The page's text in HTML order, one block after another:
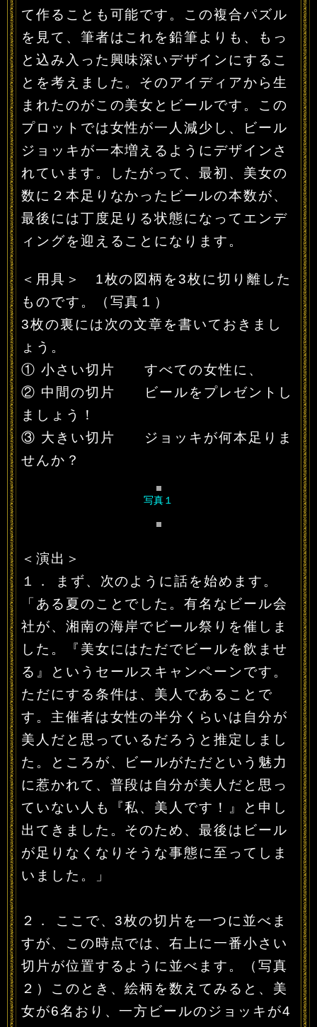
て作ることも可能です。この複合パズル
を見て、筆者はこれを鉛筆よりも、もっ
と込み入った興味深いデザインにするこ
とを考えました。そのアイディアから生
まれたのがこの美女とビールです。この
プロットでは女性が一人減少し、ビール
ジョッキが一本増えるようにデザインさ
れています。したがって、最初、美女の
数に２本足りなかったビールの本数が、
最後には丁度足りる状態になってエンデ
ィングを迎えることになります。
＜用具＞ 1枚の図柄を3枚に切り離した
ものです。（写真１）
3枚の裏には次の文章を書いておきまし
ょう。
① 小さい切片 すべての女性に、
② 中間の切片 ビールをプレゼントし
ましょう！
③ 大きい切片 ジョッキが何本足りま
せんか？
写真１
＜演出＞
１． まず、次のように話を始めます。
「ある夏のことでした。有名なビール会
社が、湘南の海岸でビール祭りを催しま
した。『美女にはただでビールを飲ませ
る』というセールスキャンペーンです。
ただにする条件は、美人であることで
す。主催者は女性の半分くらいは自分が
美人だと思っているだろうと推定しまし
た。ところが、ビールがただという魅力
に惹かれて、普段は自分が美人だと思っ
ていない人も『私、美人です！』と申し
出てきました。そのため、最後はビール
が足りなくなりそうな事態に至ってしま
いました。」
２． ここで、3枚の切片を一つに並べま
すが、この時点では、右上に一番小さい
切片が位置するように並べます。（写真
２）このとき、絵柄を数えてみると、美
女が6名おり、一方ビールのジョッキが4